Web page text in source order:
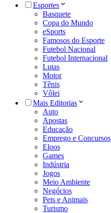
Esportes
Basquete
Copa do Mundo
eSports
Famosos do Esporte
Futebol Nacional
Futebol Internacional
Lutas
Motor
Tênis
Vôlei
Mais Editorias
Auto
Apostas
Educação
Emprego e Concursos
Eloos
Games
Indústria
Jogos
Meio Ambiente
Negócios
Pets e Animais
Turismo